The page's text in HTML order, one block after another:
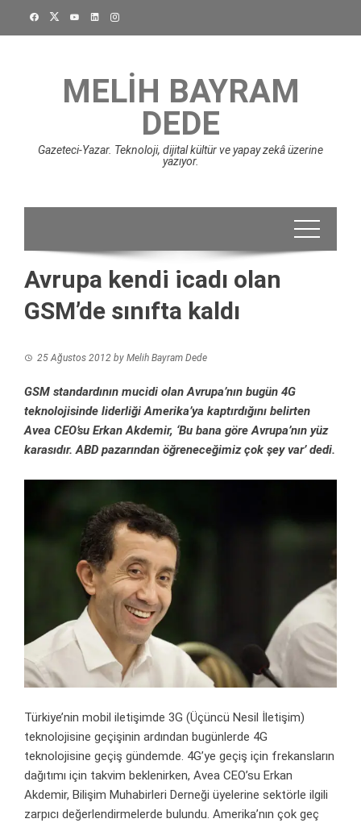
MELIH BAYRAM
DEDE
Gazeteci-Yazar. Teknoloji, dijital kültür ve yapay zekâ üzerine
yazıyor.
Avrupa kendi icadı olan
GSM’de sınıfta kaldı
25 Ağustos 2012 by Melih Bayram Dede
GSM standardının mucidi olan Avrupa’nın bugün 4G
teknolojisinde liderliği Amerika’ya kaptırdığını belirten
Avea CEO’su Erkan Akdemir, ‘Bu bana göre Avrupa’nın yüz
karasıdır. ABD pazarından öğreneceğimiz çok şey var’ dedi.
Türkiye’nin mobil iletişimde 3G (Üçüncü Nesil İletişim)
teknolojisine geçişinin ardından bugünlerde 4G
teknolojisine geçiş gündemde. 4G’ye geçiş için frekansların
dağıtımı için takvim beklenirken, Avea CEO’su Erkan
Akdemir, Bilişim Muhabirleri Derneği üyelerine sektörle ilgili
zarpıcı değerlendirmelerde bulundu. Amerika’nın çok geç